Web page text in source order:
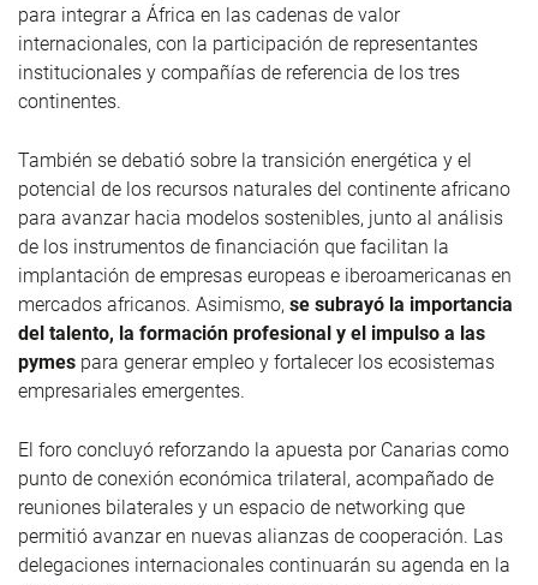
para integrar a África en las cadenas de valor
internacionales, con la participación de representantes
institucionales y compañías de referencia de los tres
continentes.
También se debatió sobre la transición energética y el
potencial de los recursos naturales del continente africano
para avanzar hacia modelos sostenibles, junto al análisis
de los instrumentos de financiación que facilitan la
implantación de empresas europeas e iberoamericanas en
mercados africanos. Asimismo, se subrayó la importancia
del talento, la formación profesional y el impulso a las
pymes para generar empleo y fortalecer los ecosistemas
empresariales emergentes.
El foro concluyó reforzando la apuesta por Canarias como
punto de conexión económica trilateral, acompañado de
reuniones bilaterales y un espacio de networking que
permitió avanzar en nuevas alianzas de cooperación. Las
delegaciones internacionales continuarán su agenda en la